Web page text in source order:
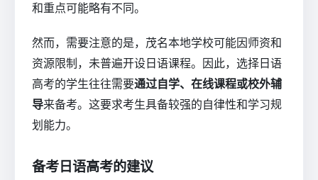
和重点可能略有不同。
然而，需要注意的是，茂名本地学校可能因师资和
资源限制，未普遍开设日语课程。因此，选择日语
高考的学生往往需要通过自学、在线课程或校外辅
导来备考。这要求考生具备较强的自律性和学习规
划能力。
备考日语高考的建议